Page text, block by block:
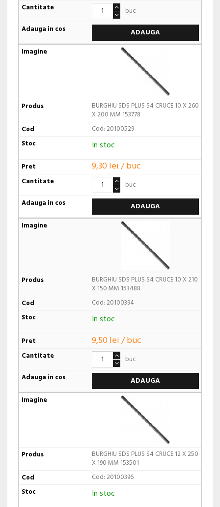
buc
ADAUGA
BURGHIU SDS PLUS S4 CRUCE 10 X 260
X 200 MM 153778
Cod: 20100529
In stoc
9,30 lei / buc
buc
ADAUGA
BURGHIU SDS PLUS S4 CRUCE 10 X 210
X 150 MM 153488
Cod: 20100394
In stoc
9,50 lei / buc
buc
ADAUGA
BURGHIU SDS PLUS S4 CRUCE 12 X 250
X 190 MM 153501
Cod: 20100396
In stoc